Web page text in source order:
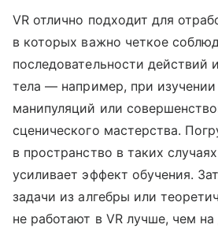
VR отлично подходит для
в которых важно четкое
последовательности действий
тела — например, при изучении
манипуляций или
сценического мастерства.
в пространство в таких
усиливает эффект обучения.
задачи из алгебры или
не работают в VR лучше, чем